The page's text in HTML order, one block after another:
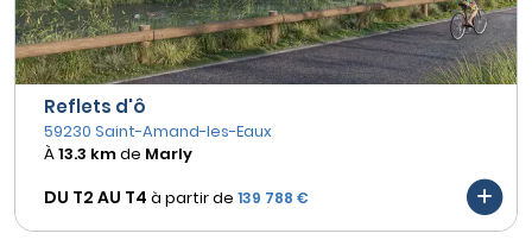
Reflets d'ô
59230 Saint-Amand-les-Eaux
À13.3 kmde Marly
DU T2 AU T4 à partir de 139 788 €